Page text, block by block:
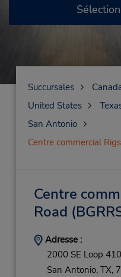
Succursales
United States
San Antonio
Centre commercial
Centre
Road
Adresse :
2000 SE Loop
San Antonio, TX,